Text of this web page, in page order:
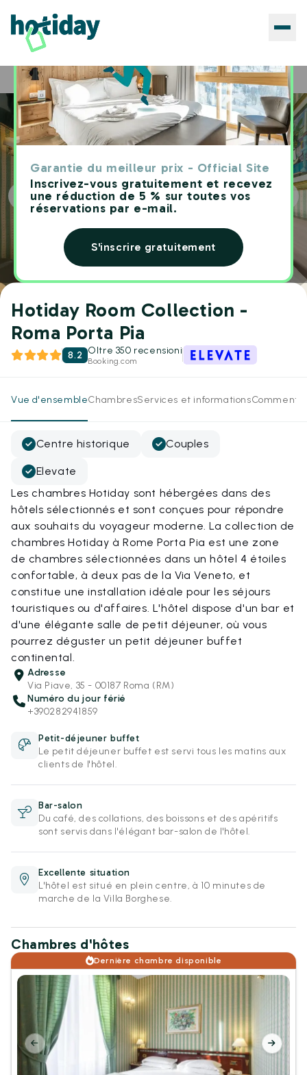
Garantie du meilleur prix - Official Site
Inscrivez-vous gratuitement et recevez
une réduction de 5 % sur toutes vos
réservations par e-mail.
S'inscrire gratuitement
Home Hôtels Hotiday Room Collection - Roma Porta Pia
Hotiday Room Collection -
Roma Porta Pia
8.2 Oltre 350 recensioni
Booking.com
Vue d'ensembleChambresServices et informations
Centre historique Couples
Elevate
Les chambres Hotiday sont hébergées dans des
hôtels sélectionnés et sont conçues pour répondre
aux souhaits du voyageur moderne. La collection de
chambres Hotiday à Rome Porta Pia est une zone
de chambres sélectionnées dans un hôtel 4 étoiles
confortable, à deux pas de la Via Veneto, et
constitue une installation idéale pour les séjours
touristiques ou d'affaires. L'hôtel dispose d'un bar et
d'une élégante salle de petit déjeuner, où vous
pourrez déguster un petit déjeuner buffet
continental.
Adresse
Via Piave, 35 - 00187 Roma (RM)
Numéro du jour férié
+390282941859
Petit-déjeuner buffet
Le petit déjeuner buffet est servi tous les matins aux
clients de l'hôtel.
Bar-salon
Du café, des collations, des boissons et des apéritifs
sont servis dans l'élégant bar-salon de l'hôtel.
Excellente situation
L'hôtel est situé en plein centre, à 10 minutes de
marche de la Villa Borghese.
Chambres d'hôtes
Dernière chambre disponible